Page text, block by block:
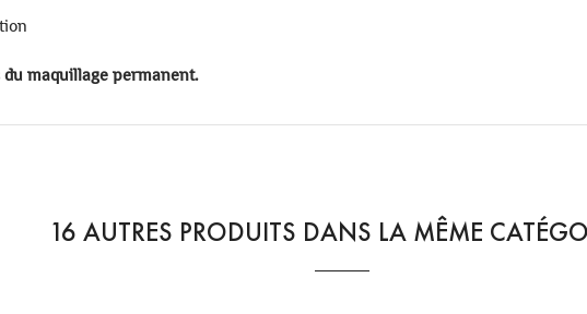
maquillage permanent.
16 AUTRES PRODUITS DANS LA MÊME